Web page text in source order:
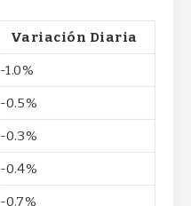
Variación Diaria
-1.0%
-0.5%
-0.3%
-0.4%
-0.7%